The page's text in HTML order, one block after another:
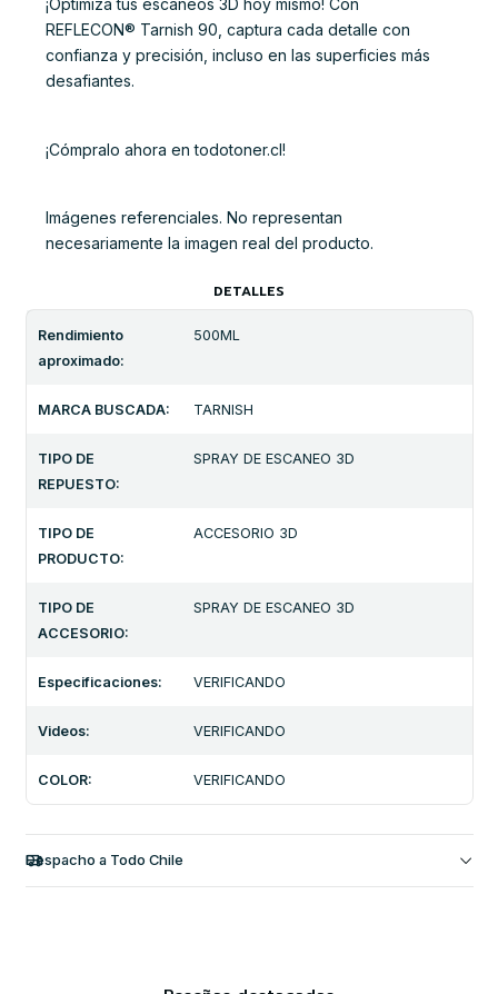
¡Optimiza tus escaneos 3D hoy mismo! Con
REFLECON® Tarnish 90, captura cada detalle con
confianza y precisión, incluso en las superficies más
desafiantes.
¡Cómpralo ahora en todotoner.cl!
Imágenes referenciales. No representan
necesariamente la imagen real del producto.
DETALLES
Rendimiento
aproximado:
500ML
MARCA BUSCADA: TARNISH
TIPO DE
REPUESTO:
SPRAY DE ESCANEO 3D
TIPO DE
PRODUCTO:
ACCESORIO 3D
TIPO DE
ACCESORIO:
SPRAY DE ESCANEO 3D
Especificaciones: VERIFICANDO
Videos: VERIFICANDO
COLOR: VERIFICANDO
Despacho a Todo Chile